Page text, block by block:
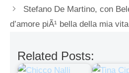
Stefano De Martino, con
d’amore piÃ¹ bella della mia vita
Related Posts: